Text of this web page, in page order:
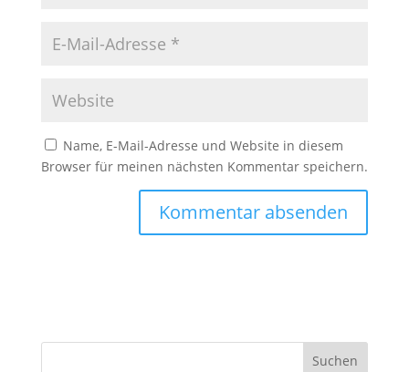
Name, E-Mail-Adresse und Website in diesem
Browser für meinen nächsten Kommentar speichern.